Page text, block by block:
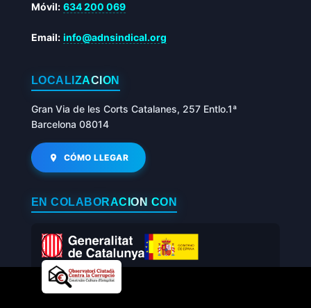
Móvil: 634 200 069
Email: info@adnsindical.org
LOCALIZACIÓN
Gran Via de les Corts Catalanes, 257 Entlo.1ª
Barcelona 08014
CÓMO LLEGAR
EN COLABORACIÓN CON